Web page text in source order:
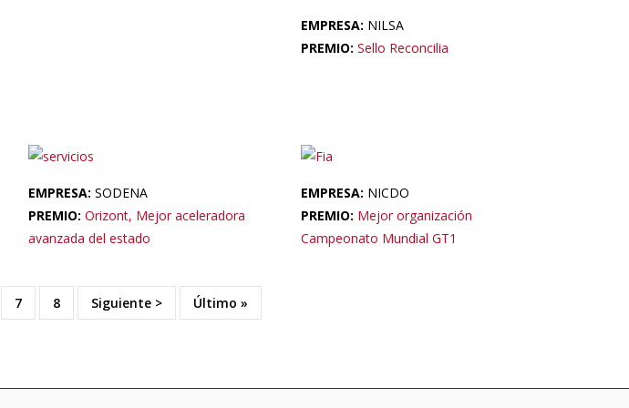
EMPRESA: NILSA
PREMIO: Sello Reconcilia
EMPRESA: SODENA
PREMIO: Orizont, Mejor aceleradora
avanzada del estado
EMPRESA: NICDO
PREMIO: Mejor organización
Campeonato Mundial GT1
Page
7 Page
8
Next
Siguiente >
Last
Último »